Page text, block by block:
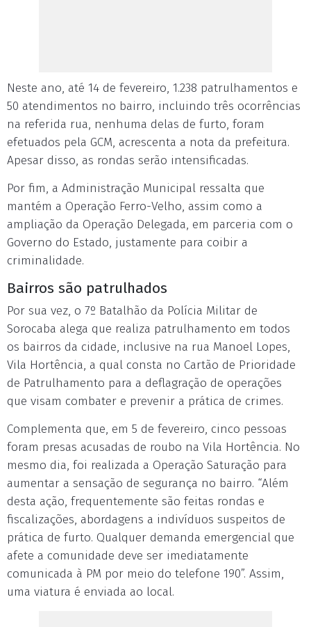
Neste ano, até 14 de fevereiro, 1.238 patrulhamentos e
50 atendimentos no bairro, incluindo três ocorrências
na referida rua, nenhuma delas de furto, foram
efetuados pela GCM, acrescenta a nota da prefeitura.
Apesar disso, as rondas serão intensificadas.
Por fim, a Administração Municipal ressalta que
mantém a Operação Ferro-Velho, assim como a
ampliação da Operação Delegada, em parceria com o
Governo do Estado, justamente para coibir a
criminalidade.
Bairros são patrulhados
Por sua vez, o 7º Batalhão da Polícia Militar de
Sorocaba alega que realiza patrulhamento em todos
os bairros da cidade, inclusive na rua Manoel Lopes,
Vila Hortência, a qual consta no Cartão de Prioridade
de Patrulhamento para a deflagração de operações
que visam combater e prevenir a prática de crimes.
Complementa que, em 5 de fevereiro, cinco pessoas
foram presas acusadas de roubo na Vila Hortência. No
mesmo dia, foi realizada a Operação Saturação para
aumentar a sensação de segurança no bairro. “Além
desta ação, frequentemente são feitas rondas e
fiscalizações, abordagens a indivíduos suspeitos de
prática de furto. Qualquer demanda emergencial que
afete a comunidade deve ser imediatamente
comunicada à PM por meio do telefone 190”. Assim,
uma viatura é enviada ao local.